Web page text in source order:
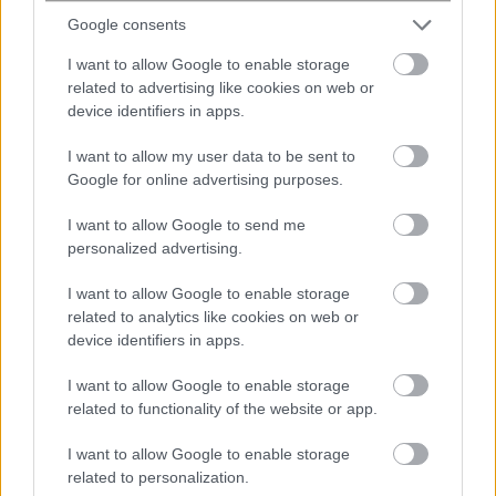
Google consents
I want to allow Google to enable storage
related to advertising like cookies on web or
device identifiers in apps.
I want to allow my user data to be sent to
Google for online advertising purposes.
I want to allow Google to send me
personalized advertising.
I want to allow Google to enable storage
related to analytics like cookies on web or
device identifiers in apps.
I want to allow Google to enable storage
related to functionality of the website or app.
I want to allow Google to enable storage
related to personalization.
Έχουμε τα μικρόβια του συντρόφου
μοιράζονται έως και το 44% του
μικροβιώματός τους
Μητρικός θηλασμός: Η πρώτη
επένδυση στην υγεία του παιδιού – Τα